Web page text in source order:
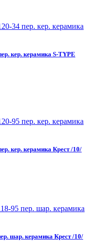
кер. керамика S-TYPE
кер. керамика Крест /10/
шар. керамика Крест /10/